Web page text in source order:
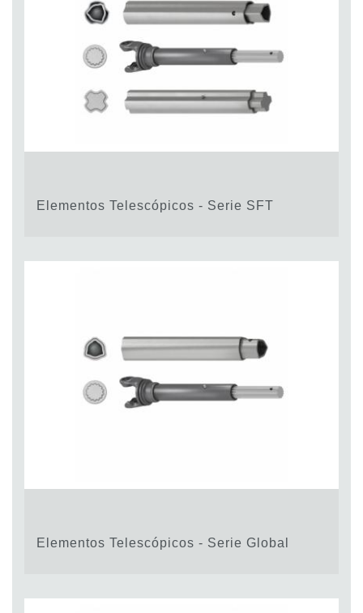
Elementos Telescópicos - Serie SFT
Elementos Telescópicos - Serie Global